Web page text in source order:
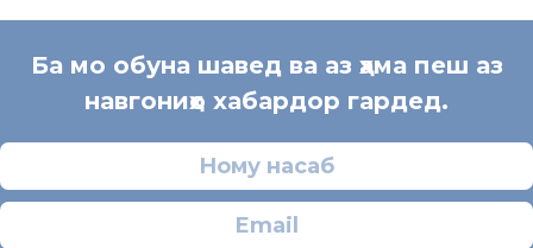
Ба мо обуна шавед ва аз ҳама пеш аз
навгониҳо хабардор гардед.